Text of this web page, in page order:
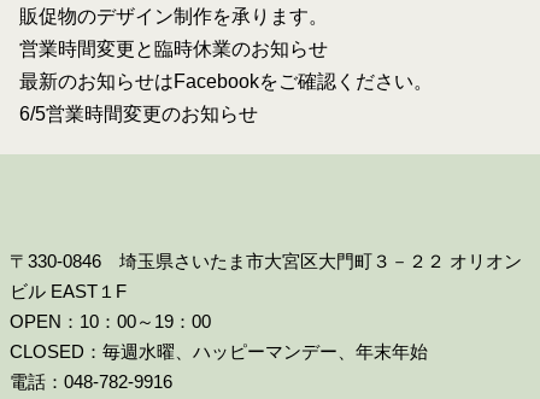
販促物のデザイン制作を承ります。
営業時間変更と臨時休業のお知らせ
最新のお知らせはFacebookをご確認ください。
6/5営業時間変更のお知らせ
〒330-0846 埼玉県さいたま市大宮区大門町３－２２ オリオン
ビル EAST１F
OPEN：10：00～19：00
CLOSED：毎週水曜、ハッピーマンデー、年末年始
電話：048-782-9916